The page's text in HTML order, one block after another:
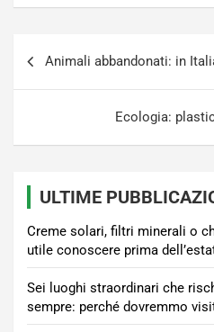
Animali abbandonati: in
Ecologia:
ULTIME
Creme solari, filtri minerali o
utile conoscere prima
Sei luoghi straordinari che
sempre: perché dovremmo